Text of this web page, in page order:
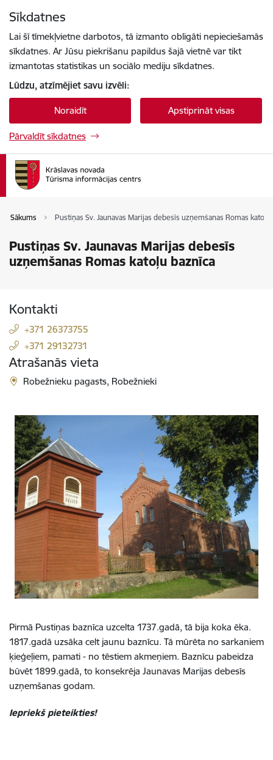
Sīkdatnes
Lai šī tīmekļvietne darbotos, tā izmanto obligāti nepieciešamās
sīkdatnes. Ar Jūsu piekrišanu papildus šajā vietnē var tikt
izmantotas statistikas un sociālo mediju sīkdatnes.
Lūdzu, atzīmējiet savu izvēli:
Noraidīt Apstiprināt visas
Pārvaldīt sīkdatnes
Sākums Pustiņas Sv. Jaunavas Marijas debesīs uzņemšanas Romas katoļu
Pustiņas Sv. Jaunavas Marijas debesīs
uzņemšanas Romas katoļu baznīca
Kontakti
+371 26373755
+371 29132731
Atrašanās vieta
Robežnieku pagasts, Robežnieki
Pirmā Pustiņas baznīca uzcelta 1737.gadā, tā bija koka ēka.
1817.gadā uzsāka celt jaunu baznīcu. Tā mūrēta no sarkaniem
ķieģeļiem, pamati - no tēstiem akmeņiem. Baznīcu pabeidza
būvēt 1899.gadā, to konsekrēja Jaunavas Marijas debesīs
uzņemšanas godam.
Iepriekš pieteikties!